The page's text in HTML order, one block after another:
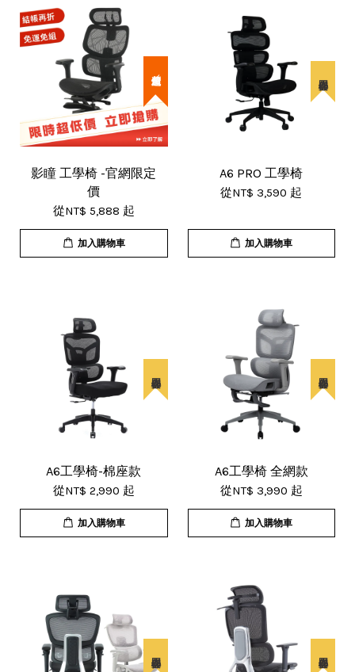
超殺價↙
影瞳 工學椅 -官網限定
價
從NT$ 5,888 起
加入購物車
A6 PRO 工學椅
從NT$ 3,590 起
加入購物車
A6工學椅-棉座款
從NT$ 2,990 起
加入購物車
A6工學椅 全網款
從NT$ 3,990 起
加入購物車